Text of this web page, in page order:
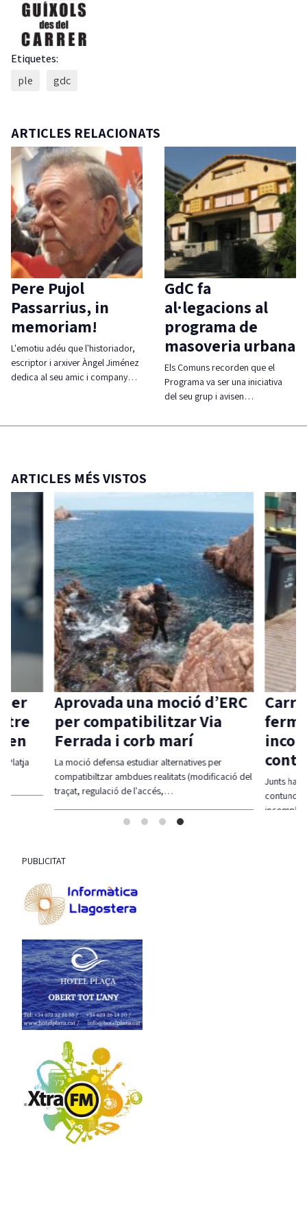
Etiquetes:
ple
gdc
ARTICLES RELACIONATS
Pere Pujol
Passarrius, in
memoriam!
L'emotiu adéu que l'historiador,
escriptor i arxiver Àngel Jiménez
dedica al seu amic i company…
GdC fa
al·legacions al
programa de
masoveria urbana
Els Comuns recorden que el
Programa va ser una iniciativa
del seu grup i avisen…
ARTICLES MÉS VISTOS
Junts ha
Platja
Aprovada una moció d’ERC
per compatibilitzar Via
Ferrada i corb marí
La moció defensa estudiar alternatives per
compatibiltzar ambdues realitats (modificació del
traçat, regulació de l'accés,…
PUBLICITAT